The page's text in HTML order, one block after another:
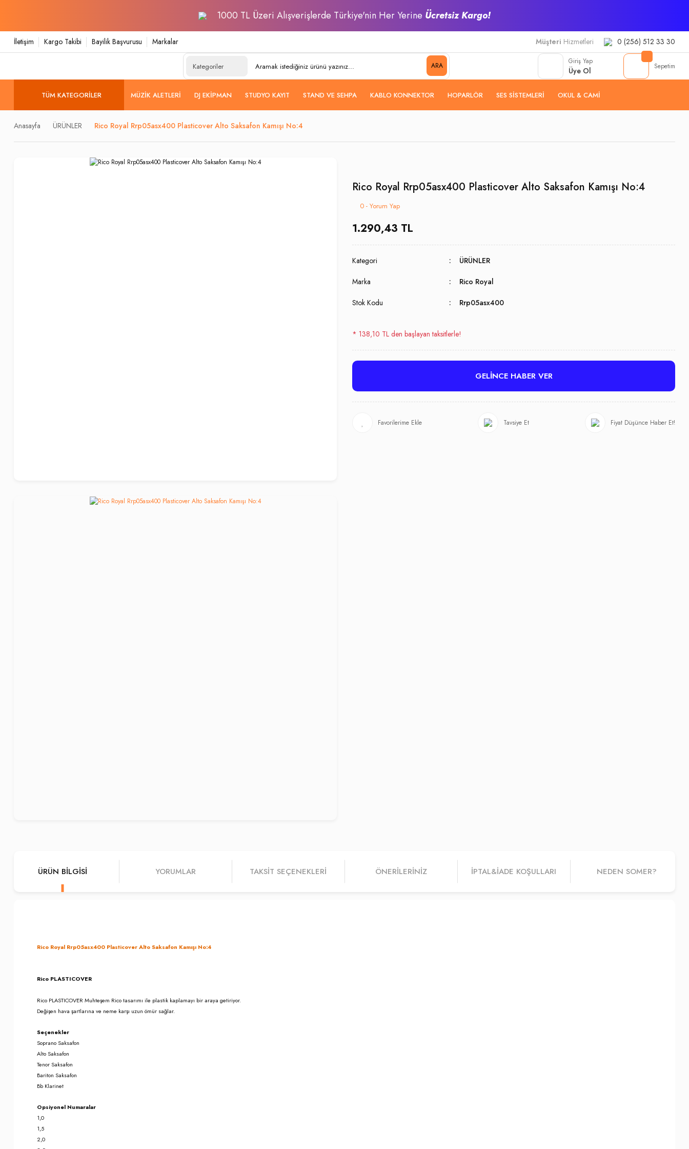
1000 TL Üzeri Alışverişlerde Türkiye'nin Her Yerine Ücretsiz Kargo!
İletişim Kargo Takibi Bayilik Başvurusu Markalar Müşteri Hizmetleri 0 (256) 512 33 30
ARA
Giriş Yap
Üye Ol Sepetim
TÜM KATEGORILER MÜZIK ALETLERI DJ EKIPMAN STUDYO KAYIT STAND VE SEHPA KABLO KONNEKTOR HOPARLÖR SES SISTEMLERI OKUL & CAMI
Anasayfa ÜRÜNLER Rico Royal Rrp05asx400 Plasticover Alto Saksafon Kamışı No:4
Rico Royal Rrp05asx400 Plasticover Alto Saksafon Kamışı No:4
0 - Yorum Yap
1.290,43 TL
Kategori ÜRÜNLER
Marka Rico Royal
Stok Kodu Rrp05asx400
* 138,10 TL den başlayan taksitlerle!
GELİNCE HABER VER
Tavsiye Et Fiyat Düşünce Haber Et!
ÜRÜN BILGISI YORUMLAR TAKSIT SEÇENEKLERI ÖNERILERINIZ İPTAL&IADE KOŞULLARI NEDEN SOMER?
Rico Royal Rrp05asx400 Plasticover Alto Saksafon Kamışı No:4
Rico PLASTICOVER
Rico PLASTICOVER Muhteşem Rico tasarımı ile plastik kaplamayı bir araya getiriyor.
Değişen hava şartlarına ve neme karşı uzun ömür sağlar.
Seçenekler
Soprano Saksafon
Alto Saksafon
Tenor Saksafon
Bariton Saksafon
Bb Klarinet
Opsiyonel Numaralar
1,0
1,5
2,0